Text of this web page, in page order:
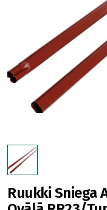
Ruukki Sniega